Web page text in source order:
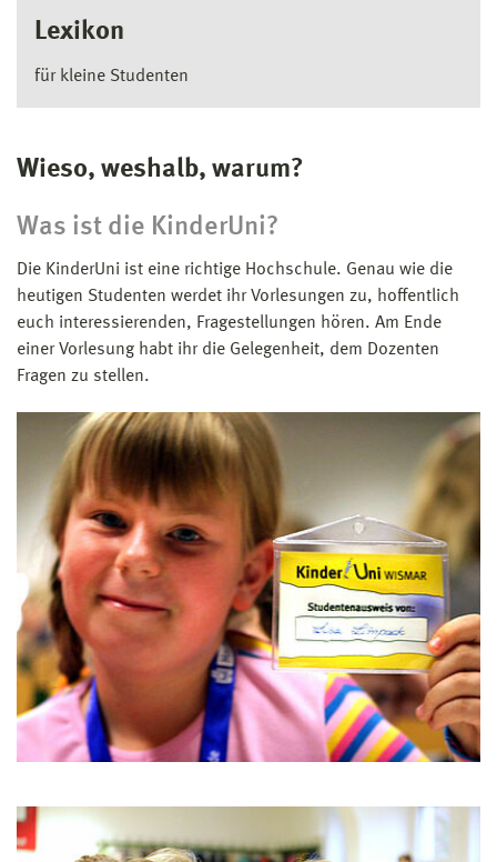
Lexikon
für kleine Studenten
Wieso, weshalb, warum?
Was ist die KinderUni?
Die KinderUni ist eine richtige Hochschule. Genau wie die
heutigen Studenten werdet ihr Vorlesungen zu, hoffentlich
euch interessierenden, Fragestellungen hören. Am Ende
einer Vorlesung habt ihr die Gelegenheit, dem Dozenten
Fragen zu stellen.